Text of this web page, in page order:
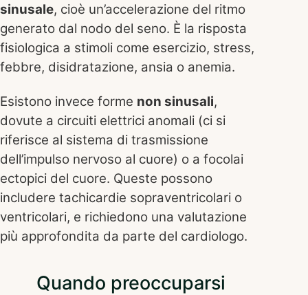
sinusale, cioè un’accelerazione del ritmo
generato dal nodo del seno. È la risposta
fisiologica a stimoli come esercizio, stress,
febbre, disidratazione, ansia o anemia.
Esistono invece forme non sinusali,
dovute a circuiti elettrici anomali (ci si
riferisce al sistema di trasmissione
dell’impulso nervoso al cuore) o a focolai
ectopici del cuore. Queste possono
includere tachicardie sopraventricolari o
ventricolari, e richiedono una valutazione
più approfondita da parte del cardiologo.
Quando preoccuparsi